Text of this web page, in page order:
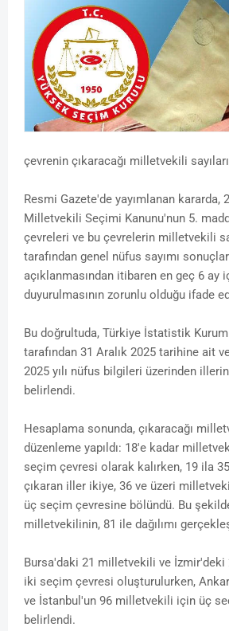
çevrenin çıkaracağı milletvekili
Resmi Gazete'de yayımlanan kararda,
Milletvekili Seçimi Kanunu'nun 5.
çevreleri ve bu çevrelerin milletvekili
tarafından genel nüfus sayımı
açıklanmasından itibaren en geç 6 ay
duyurulmasının zorunlu olduğu ifade
Bu doğrultuda, Türkiye İstatistik
tarafından 31 Aralık 2025 tarihine ait
2025 yılı nüfus bilgileri üzerinden
belirlendi.
Hesaplama sonunda, çıkaracağı
düzenleme yapıldı: 18'e kadar
seçim çevresi olarak kalırken, 19 ila
çıkaran iller ikiye, 36 ve üzeri
üç seçim çevresine bölündü. Bu
milletvekilinin, 81 ile dağılımı
Bursa'daki 21 milletvekili ve
iki seçim çevresi oluşturulurken,
ve İstanbul'un 96 milletvekili için üç
belirlendi.